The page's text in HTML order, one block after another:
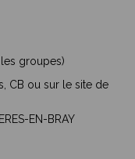
groupes)
CB ou sur le site de
EN-BRAY